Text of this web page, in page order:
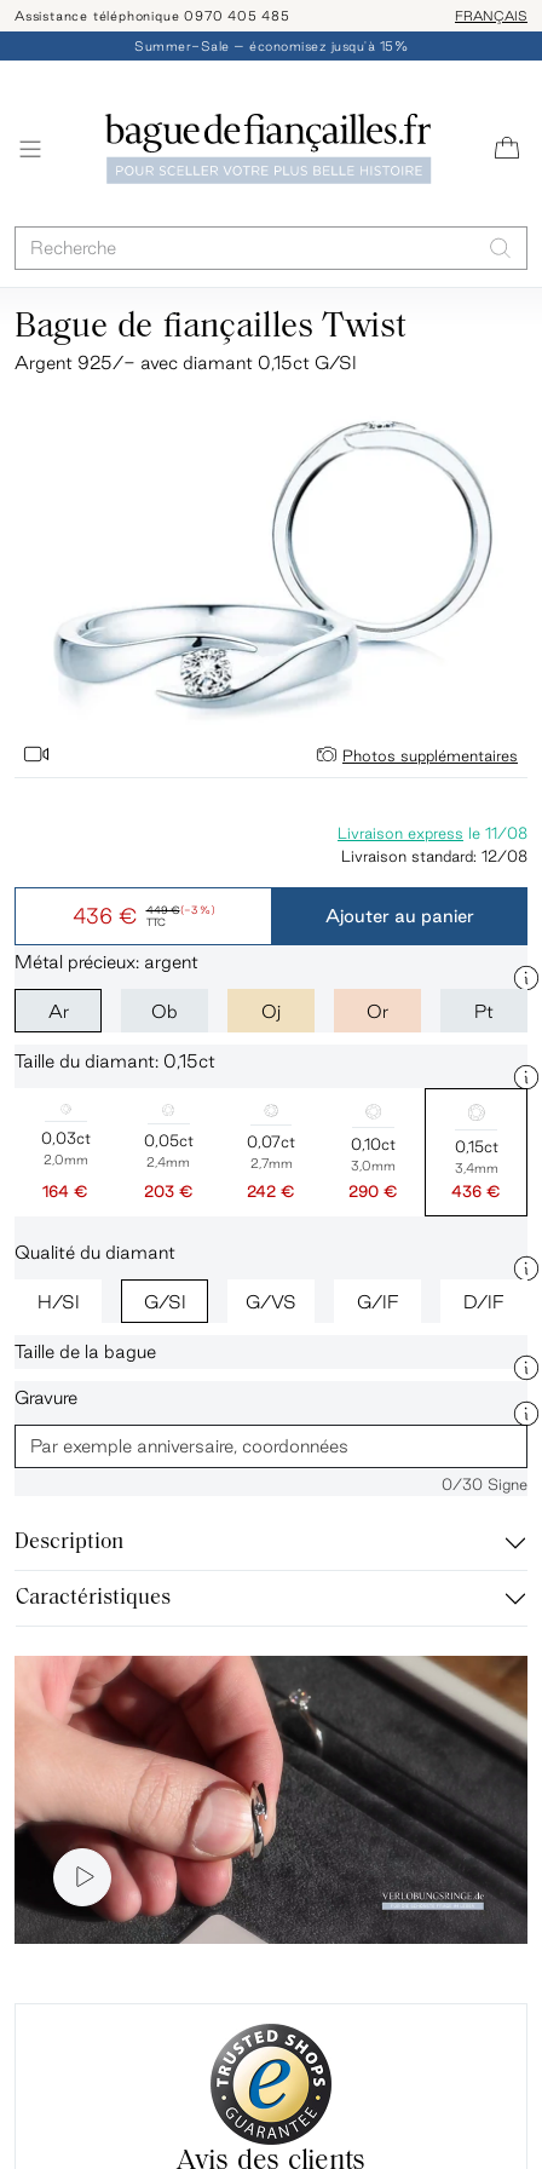
Assistance téléphonique 0970 405 485 Livraison/
FRANÇAIS
Summer-Sale – économisez jusqu'à 15%
Bague de fiançailles Twist
Argent 925/- avec diamant 0,15ct G/SI
Photos supplémentaires
449 €(-3 %)
436 € TTC
Livraison express le 11/08
Livraison standard: 12/08
Ajouter au panier
Métal précieux: argent
Ar Ob Oj Or Pt
Taille du diamant: 0,15ct
0,03ct
2,0mm
164 €
0,05ct
2,4mm
203 €
0,07ct
2,7mm
242 €
0,10ct
3,0mm
290 €
0,15ct
3,4mm
436 €
Qualité du diamant
H/SI G/SI G/VS G/IF D/IF
Taille de la bague
Gravure
0/30 Signe
Description
Caractéristiques
vidéo du produit
Avis des clients